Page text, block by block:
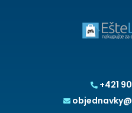
+421